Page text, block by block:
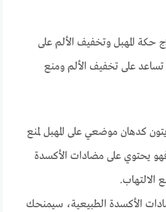
المهبل وتخفيف الألم على
تساعد على تخفيف الألم ومنع
كدهان موضعي على المهبل لمنع
فهو يحتوي على مضادات الأكسدة
الالتهاب.
الأكسدة الطبيعية، سيمنحك